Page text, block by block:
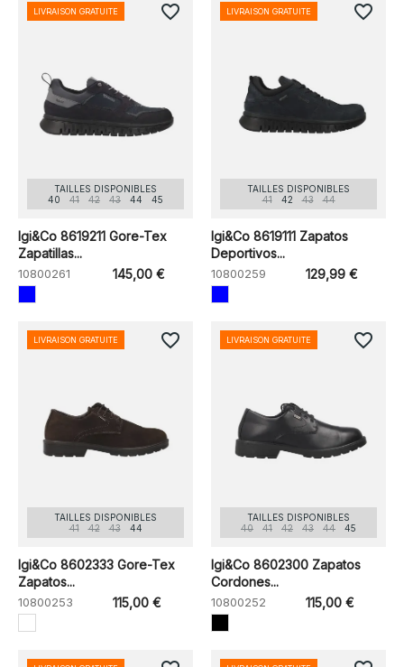
TAILLES DISPONIBLES
40
41 42 43 44 45
Igi&Co 8619211 Gore-Tex
Zapatillas...
10800261 145,00 €
LIVRAISON GRATUITE favorite_border
TAILLES DISPONIBLES
41
42 43 44
Igi&Co 8619111 Zapatos
Deportivos...
10800259 129,99 €
LIVRAISON GRATUITE favorite_border
TAILLES DISPONIBLES
41
42 43 44
Igi&Co 8602333 Gore-Tex
Zapatos...
10800253 115,00 €
LIVRAISON GRATUITE favorite_border
TAILLES DISPONIBLES
40
41 42 43 44 45
Igi&Co 8602300 Zapatos
Cordones...
10800252 115,00 €
LIVRAISON GRATUITE favorite_border